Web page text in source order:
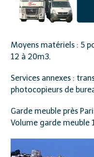
Moyens matériels : 5
12 à 20m3.
Services annexes :
photocopieurs de
Garde meuble près
Volume garde meuble